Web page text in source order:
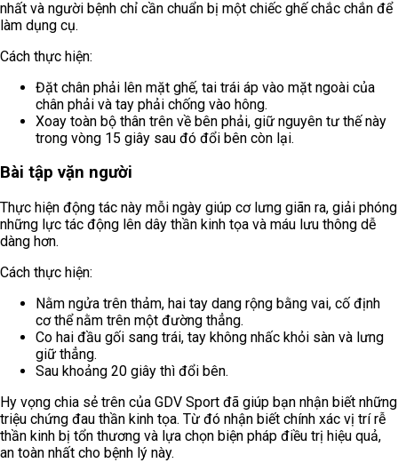
nhất và người bệnh chỉ cần chuẩn bị một chiếc ghế chắc chắn để
làm dụng cụ.
Cách thực hiện:
Đặt chân phải lên mặt ghế, tai trái áp vào mặt ngoài của
chân phải và tay phải chống vào hông.
Xoay toàn bộ thân trên về bên phải, giữ nguyên tư thế này
trong vòng 15 giây sau đó đổi bên còn lại.
Bài tập vặn người
Thực hiện động tác này mỗi ngày giúp cơ lưng giãn ra, giải phóng
những lực tác động lên dây thần kinh tọa và máu lưu thông dễ
dàng hơn.
Cách thực hiện:
Nằm ngửa trên thảm, hai tay dang rộng bằng vai, cố định
cơ thể nằm trên một đường thẳng.
Co hai đầu gối sang trái, tay không nhấc khỏi sàn và lưng
giữ thẳng.
Sau khoảng 20 giây thì đổi bên.
Hy vọng chia sẻ trên của GDV Sport đã giúp bạn nhận biết những
triệu chứng đau thần kinh tọa. Từ đó nhận biết chính xác vị trí rễ
thần kinh bị tổn thương và lựa chọn biện pháp điều trị hiệu quả,
an toàn nhất cho bệnh lý này.